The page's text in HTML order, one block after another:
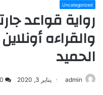
Uncategorized
والقراءه
الحميد
admin يناير 3, 2020 0